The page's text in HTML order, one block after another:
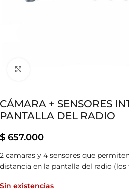
CÁMARA + SENSORES
PANTALLA DEL RADIO
$ 657.000
2 camaras y 4 sensores que
distancia en la pantalla del radio (los
Sin existencias